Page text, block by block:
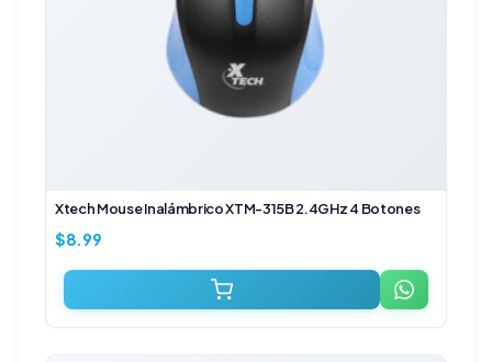
Xtech Mouse Inalámbrico XTM-315B 2.4GHz 4 Botones
$8.99